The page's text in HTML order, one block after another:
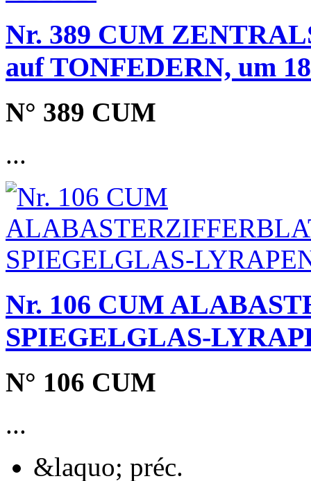
Nr. 389 CUM
auf TONFEDERN, um
N° 389 CUM
...
Nr. 106 CUM
SPIEGELGLAS-
N° 106 CUM
...
&laquo; préc.